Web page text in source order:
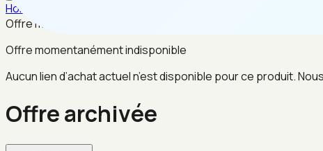
Home
Offre momentanément indisponible
Offre momentanément indisponible
Aucun lien d’achat actuel n’est disponible pour ce produit.
Offre archivée